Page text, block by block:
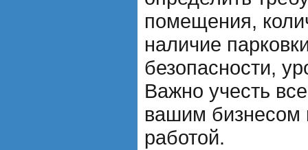
помещения,
наличие
безопасности,
Важно учесть
вашим бизнесом
работой.